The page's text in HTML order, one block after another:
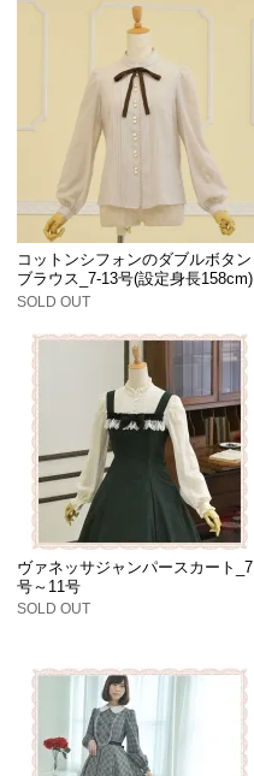
コットンシフォンのダブルボタン
ブラウス_7-13号(設定身長158cm)
SOLD OUT
ヴァネッサジャンパースカート_7
号～11号
SOLD OUT